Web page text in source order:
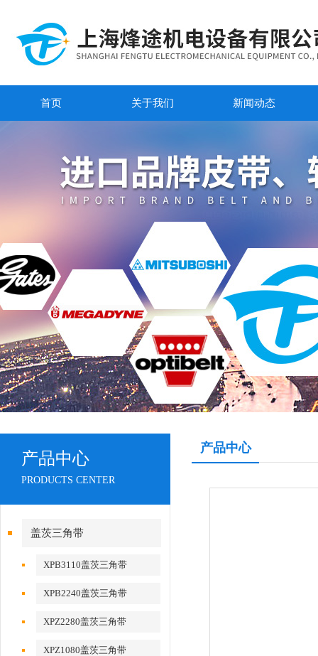
首页 关于我们 新闻动态
产品中心
PRODUCTS CENTER
盖茨三角带
XPB3110盖茨三角带
XPB2240盖茨三角带
XPZ2280盖茨三角带
XPZ1080盖茨三角带
产品中心